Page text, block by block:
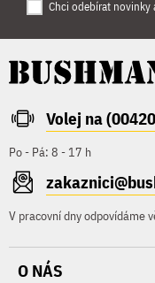
Chci odebírat novinky
Volej na
Po - Pá: 8 - 17 h
V pracovní dny odpovídáme
O NÁS